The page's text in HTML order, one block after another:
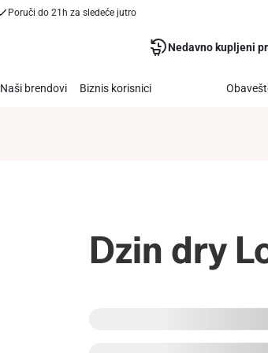
Poruči do 21h za sledeće jutro
Nedavno kupljeni
Naši brendovi Biznis korisnici
Dzin dry